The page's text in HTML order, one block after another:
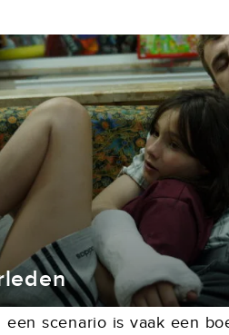
een scenario is vaak een